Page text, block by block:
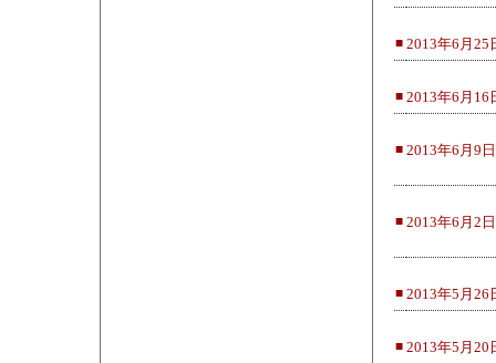
■ 2013年6月25
■ 2013年6月16
■ 2013年6月9日
■ 2013年6月2日
■ 2013年5月26
■ 2013年5月20